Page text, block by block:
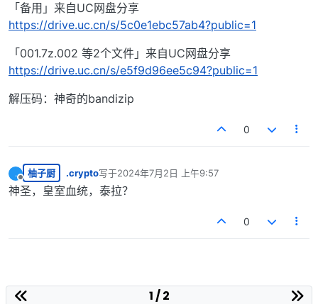
「备用」来自UC网盘分享
https://drive.uc.cn/s/5c0e1ebc57ab4?public=1
「001.7z.002 等2个文件」来自UC网盘分享
https://drive.uc.cn/s/e5f9d96ee5c94?public=1
解压码：神奇的bandizip
0
.
离线
柚子厨 .crypto写于2024年7月2日 上午9:57
最后由 编辑
神圣，皇室血统，泰拉？
0
1 / 2